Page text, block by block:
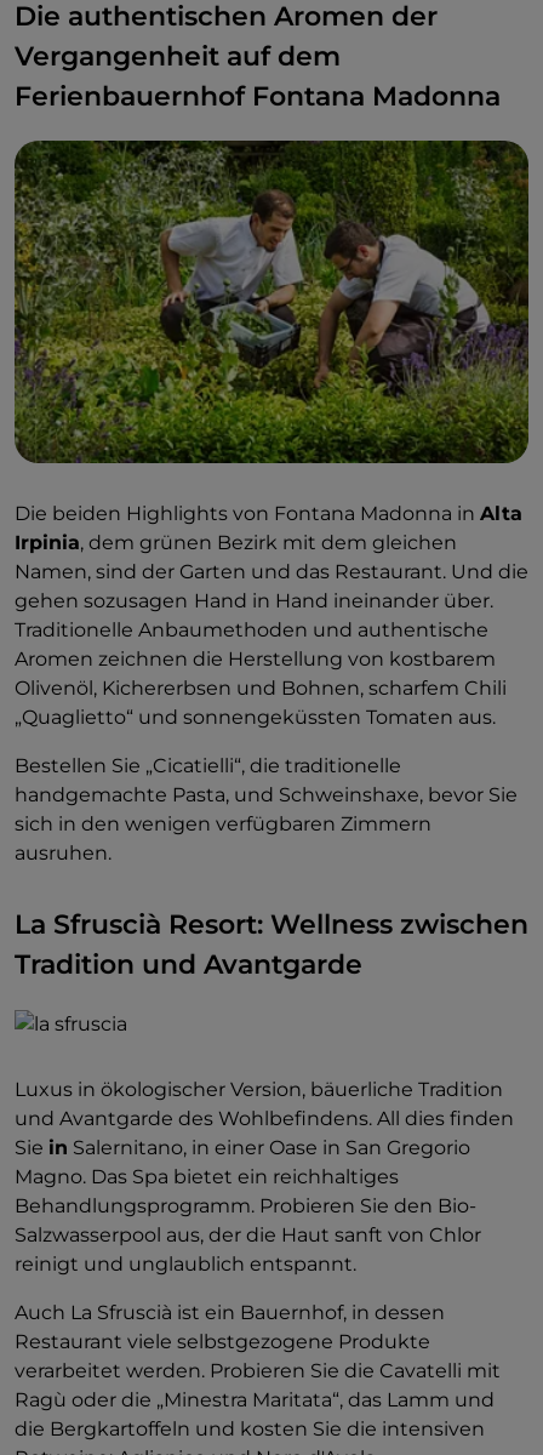
Die authentischen Aromen der
Vergangenheit auf dem
Ferienbauernhof Fontana Madonna
Die beiden Highlights von Fontana Madonna in Alta
Irpinia, dem grünen Bezirk mit dem gleichen
Namen, sind der Garten und das Restaurant. Und die
gehen sozusagen Hand in Hand ineinander über.
Traditionelle Anbaumethoden und authentische
Aromen zeichnen die Herstellung von kostbarem
Olivenöl, Kichererbsen und Bohnen, scharfem Chili
„Quaglietto“ und sonnengeküssten Tomaten aus.
Bestellen Sie „Cicatielli“, die traditionelle
handgemachte Pasta, und Schweinshaxe, bevor Sie
sich in den wenigen verfügbaren Zimmern
ausruhen.
La Sfruscià Resort: Wellness zwischen
Tradition und Avantgarde
Luxus in ökologischer Version, bäuerliche Tradition
und Avantgarde des Wohlbefindens. All dies finden
Sie in Salernitano, in einer Oase in San Gregorio
Magno. Das Spa bietet ein reichhaltiges
Behandlungsprogramm. Probieren Sie den Bio-
Salzwasserpool aus, der die Haut sanft von Chlor
reinigt und unglaublich entspannt.
Auch La Sfruscià ist ein Bauernhof, in dessen
Restaurant viele selbstgezogene Produkte
verarbeitet werden. Probieren Sie die Cavatelli mit
Ragù oder die „Minestra Maritata“, das Lamm und
die Bergkartoffeln und kosten Sie die intensiven